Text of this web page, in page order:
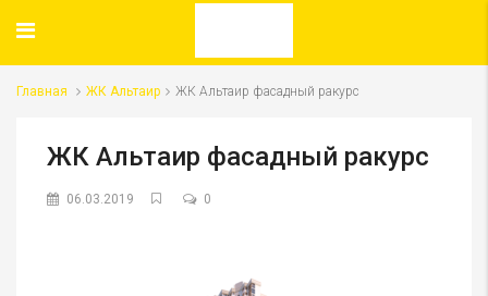
Главная ЖК Альтаир ЖК Альтаир фасадный ракурс
ЖК Альтаир фасадный ракурс
06.03.2019 0